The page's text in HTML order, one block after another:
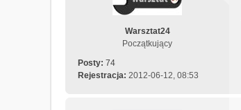
Warsztat24
Początkujący
Posty: 74
Rejestracja: 2012-06-12, 08:53